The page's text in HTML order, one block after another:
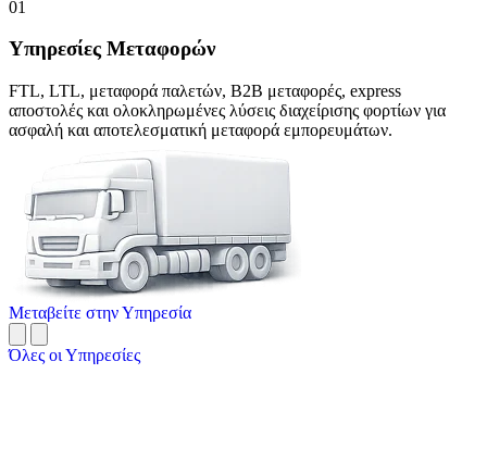
01
Υπηρεσίες Μεταφορών
FTL, LTL, μεταφορά παλετών, B2B μεταφορές, express
αποστολές και ολοκληρωμένες λύσεις διαχείρισης φορτίων για
ασφαλή και αποτελεσματική μεταφορά εμπορευμάτων.
Μεταβείτε στην Υπηρεσία
Όλες οι Υπηρεσίες